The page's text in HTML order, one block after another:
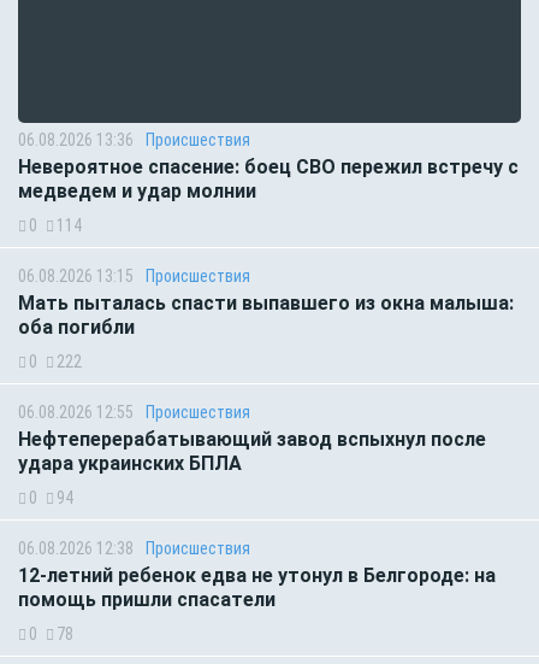
06.08.2026 13:36 Происшествия
Невероятное спасение: боец СВО пережил встречу с
медведем и удар молнии
0 114
06.08.2026 13:15 Происшествия
Мать пыталась спасти выпавшего из окна малыша:
оба погибли
0 222
06.08.2026 12:55 Происшествия
Нефтеперерабатывающий завод вспыхнул после
удара украинских БПЛА
0 94
06.08.2026 12:38 Происшествия
12-летний ребенок едва не утонул в Белгороде: на
помощь пришли спасатели
0 78